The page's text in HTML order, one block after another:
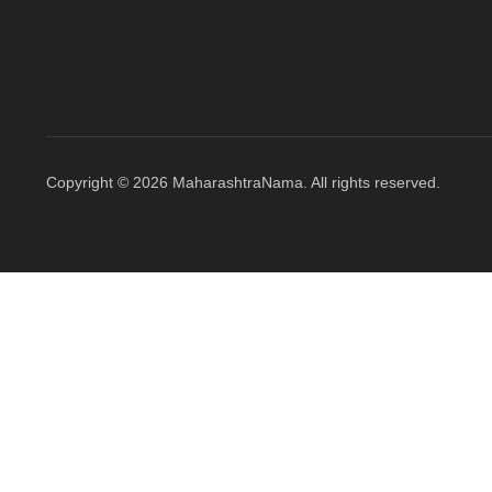
Copyright © 2026 MaharashtraNama. All rights reserved.